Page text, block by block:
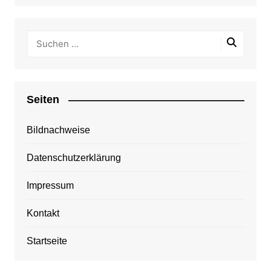
Seiten
Bildnachweise
Datenschutzerklärung
Impressum
Kontakt
Startseite